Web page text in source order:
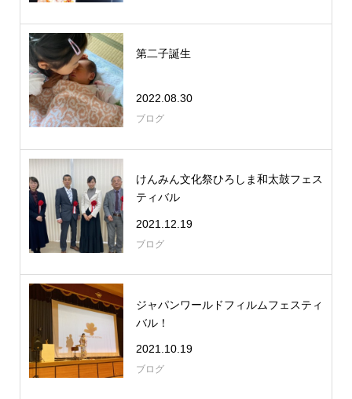
第二子誕生
2022.08.30
ブログ
けんみん文化祭ひろしま和太鼓フェス
ティバル
2021.12.19
ブログ
ジャパンワールドフィルムフェスティ
バル！
2021.10.19
ブログ